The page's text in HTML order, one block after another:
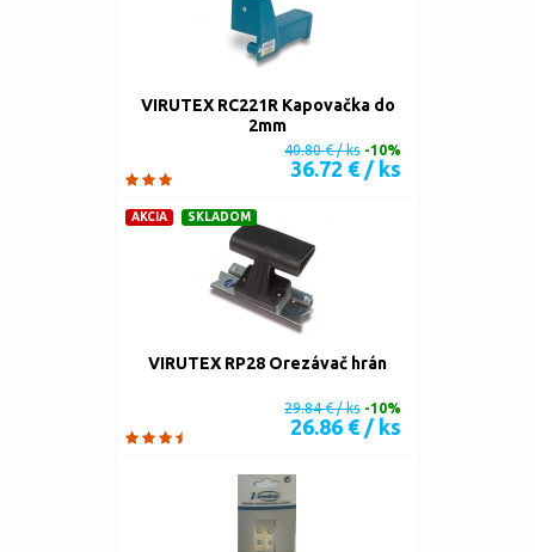
VIRUTEX RC221R Kapovačka do
2mm
36.72 € / ks
40.80 € / ks -10%
VIRUTEX RP28 Orezávač hrán
26.86 € / ks
29.84 € / ks -10%
AKCIA SKLADOM